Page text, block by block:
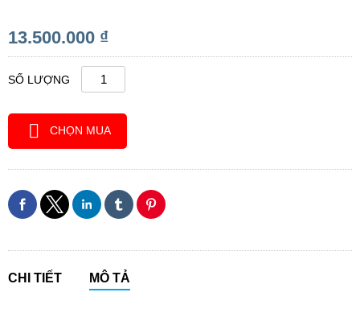
13.500.000 ₫
SỐ LƯỢNG
CHỌN MUA
CHI TIẾT MÔ TẢ